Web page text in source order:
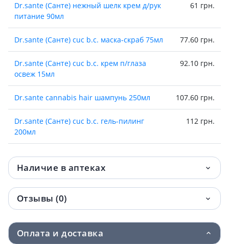
Dr.sante (Санте) нежный шелк крем д/рук
питание 90мл
61 грн.
Dr.sante (Санте) cuc b.c. маска-скраб 75мл 77.60 грн.
Dr.sante (Санте) cuc b.c. крем п/глаза
освеж 15мл
92.10 грн.
Dr.sante cannabis hair шампунь 250мл 107.60 грн.
Dr.sante (Санте) cuc b.c. гель-пилинг
200мл
112 грн.
Dr.sante (Санте) cuc b.c. тоник а/
бактериал 200мл
112 грн.
Dr.sante (Санте) cuc b.c. пенка д/умыв
150мл
116 грн.
Dr.sante (Санте) cuc b.c. вода мицелляр д/
лица 200мл
119 грн.
Наличие в аптеках
Отзывы (0)
Оплата и доставка